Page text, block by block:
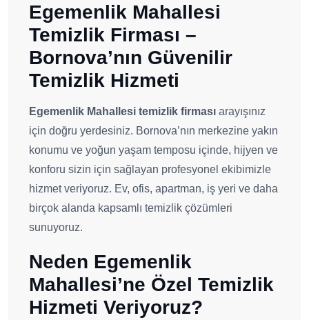
Egemenlik Mahallesi
Temizlik Firması –
Bornova’nın Güvenilir
Temizlik Hizmeti
Egemenlik Mahallesi temizlik firması arayışınız
için doğru yerdesiniz. Bornova’nın merkezine yakın
konumu ve yoğun yaşam temposu içinde, hijyen ve
konforu sizin için sağlayan profesyonel ekibimizle
hizmet veriyoruz. Ev, ofis, apartman, iş yeri ve daha
birçok alanda kapsamlı temizlik çözümleri
sunuyoruz.
Neden Egemenlik
Mahallesi’ne Özel Temizlik
Hizmeti Veriyoruz?